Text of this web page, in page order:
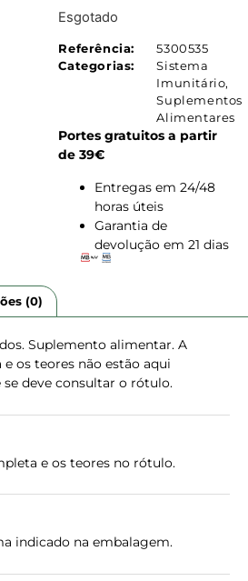
Esgotado
Referência:
5300535
Categorias:
Sistema
Imunitário,
Suplementos
Alimentares
Portes gratuitos a partir
de 39€
Entregas em 24/48
horas úteis
Garantia de
devolução em 21 dias
(0)
Suplemento alimentar. A
os teores não estão aqui
deve consultar o rótulo.
e os teores no rótulo.
indicado na embalagem.